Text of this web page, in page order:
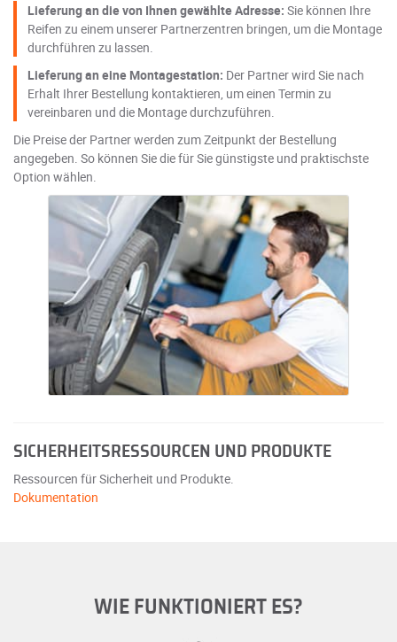
Lieferung an die von Ihnen gewählte Adresse: Sie können Ihre
Reifen zu einem unserer Partnerzentren bringen, um die Montage
durchführen zu lassen.
Lieferung an eine Montagestation: Der Partner wird Sie nach
Erhalt Ihrer Bestellung kontaktieren, um einen Termin zu
vereinbaren und die Montage durchzuführen.
Die Preise der Partner werden zum Zeitpunkt der Bestellung
angegeben. So können Sie die für Sie günstigste und praktischste
Option wählen.
SICHERHEITSRESSOURCEN UND PRODUKTE
Ressourcen für Sicherheit und Produkte.
Dokumentation
WIE FUNKTIONIERT ES?